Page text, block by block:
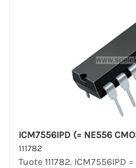
ICM7556IPD (= NE556
111782
Tuote 111782. ICM7556IPD